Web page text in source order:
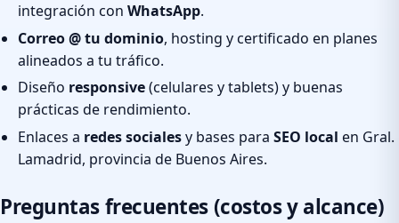
integración con WhatsApp.
Correo @ tu dominio, hosting y certificado en planes
alineados a tu tráfico.
Diseño responsive(celulares y tablets) y buenas
prácticas de rendimiento.
Enlaces a redes socialesy bases para SEO local en Gral.
Lamadrid, provincia de Buenos Aires.
Preguntas frecuentes (costos y alcance)